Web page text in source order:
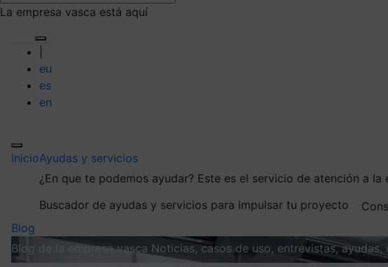
La empresa vasca está aquí
eu
es
en
InicioAyudas y servicios
¿En que te podemos ayudar? Este es el servicio de atención a la
Buscador de ayudas y servicios para impulsar tu proyecto
Blog
Blog de la empresa vasca Noticias, casos de uso, entrevistas,